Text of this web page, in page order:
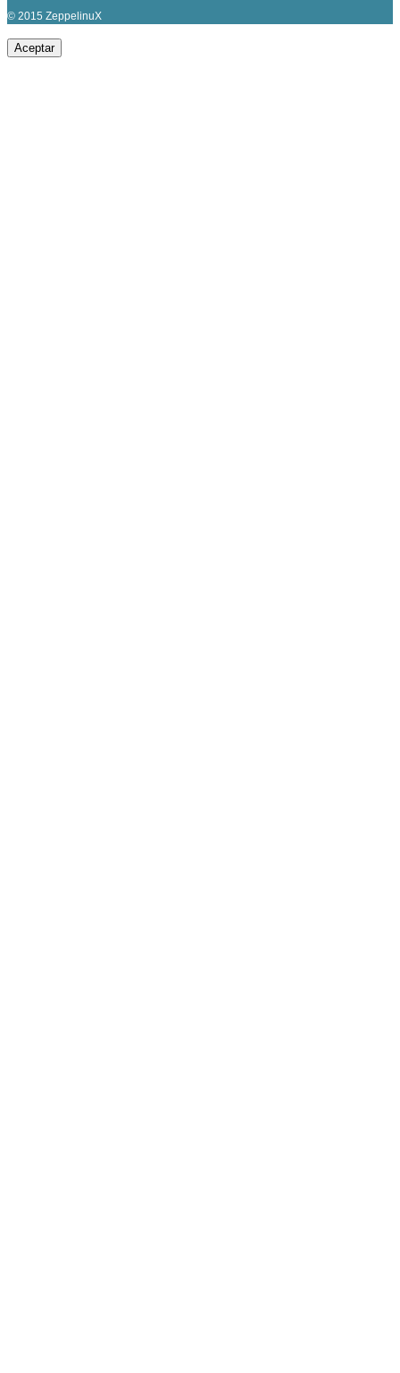
© 2015 ZeppelinuX
Aceptar